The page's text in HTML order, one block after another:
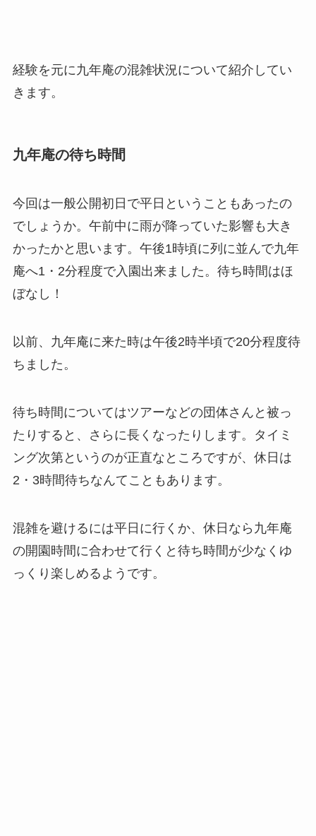
経験を元に九年庵の混雑状況について紹介してい
きます。
九年庵の待ち時間
今回は一般公開初日で平日ということもあったの
でしょうか。午前中に雨が降っていた影響も大き
かったかと思います。午後1時頃に列に並んで九年
庵へ1・2分程度で入園出来ました。待ち時間はほ
ぼなし！
以前、九年庵に来た時は午後2時半頃で20分程度待
ちました。
待ち時間についてはツアーなどの団体さんと被っ
たりすると、さらに長くなったりします。タイミ
ング次第というのが正直なところですが、休日は
2・3時間待ちなんてこともあります。
混雑を避けるには平日に行くか、休日なら九年庵
の開園時間に合わせて行くと待ち時間が少なくゆ
っくり楽しめるようです。